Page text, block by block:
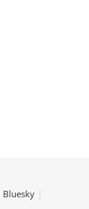
Bluesky |